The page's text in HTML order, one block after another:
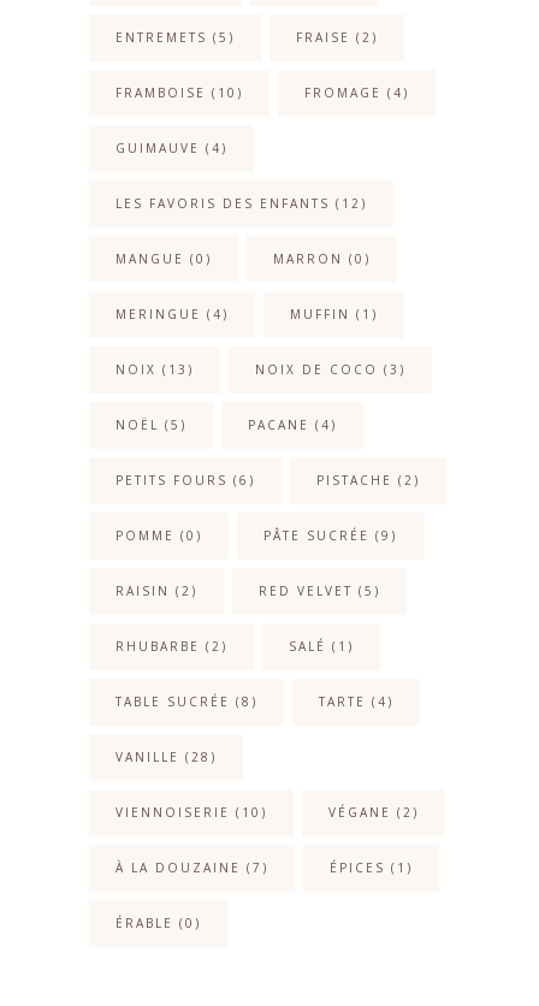
ENTREMETS (5) FRAISE (2)
FRAMBOISE (10) FROMAGE (4)
GUIMAUVE (4)
LES FAVORIS DES ENFANTS (12)
MANGUE (0) MARRON (0)
MERINGUE (4) MUFFIN (1)
NOIX (13) NOIX DE COCO (3)
NOËL (5) PACANE (4)
PETITS FOURS (6) PISTACHE (2)
POMME (0) PÂTE SUCRÉE (9)
RAISIN (2) RED VELVET (5)
RHUBARBE (2) SALÉ (1)
TABLE SUCRÉE (8) TARTE (4)
VANILLE (28)
VIENNOISERIE (10) VÉGANE (2)
À LA DOUZAINE (7) ÉPICES (1)
ÉRABLE (0)